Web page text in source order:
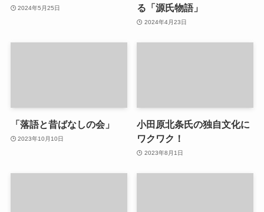
2024年5月25日
る「源氏物語」
2024年4月23日
「落語と昔ばなしの会」
2023年10月10日
小田原北条氏の独自文化に
ワクワク！
2023年8月1日